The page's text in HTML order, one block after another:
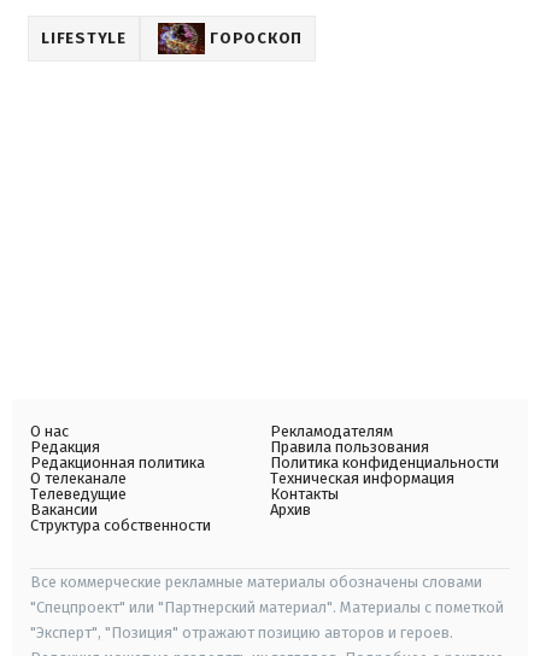
LIFESTYLE ГОРОСКОП
О нас
Редакция
Редакционная политика
О телеканале
Телеведущие
Вакансии
Структура собственности
Рекламодателям
Правила пользования
Политика конфиденциальности
Техническая информация
Контакты
Архив
Все коммерческие рекламные материалы обозначены словами
"Спецпроект" или "Партнерский материал". Материалы с пометкой
"Эксперт", "Позиция" отражают позицию авторов и героев.